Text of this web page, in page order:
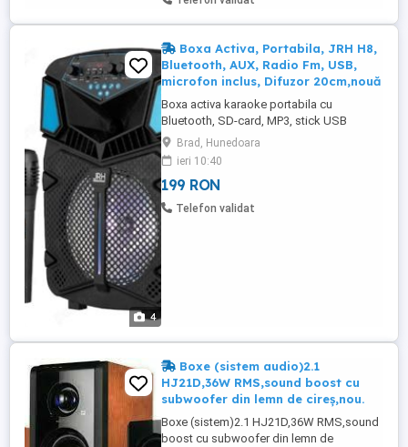
4
Boxa Activa, Portabila, JRH H8,
Bluetooth, AUX, Radio Fm, USB,
microfon inclus, Difuzor 20cm,nouă
Boxa activa karaoke portabila cu
Bluetooth, SD-card, MP3, stick USB
Specificatii: Putere: 300 W Difuzor: 20 CM
Conexiune: Bluetooth, Stick USB, Card
MicroSD, AUX, Radio Intrari Instrumente
Muzicale: DA Inregistrare pe stick: DA
Statie Incorporata: DA Maner Transport:
Brad, Hunedoara
ieri 10:40
199 RON
Telefon validat
Boxe (sistem audio)2.1
HJ21D,36W RMS,sound boost cu
subwoofer din lemn de cireș,nou.
Boxe (sistem)2.1 HJ21D,36W RMS,sound
boost cu subwoofer din lemn de